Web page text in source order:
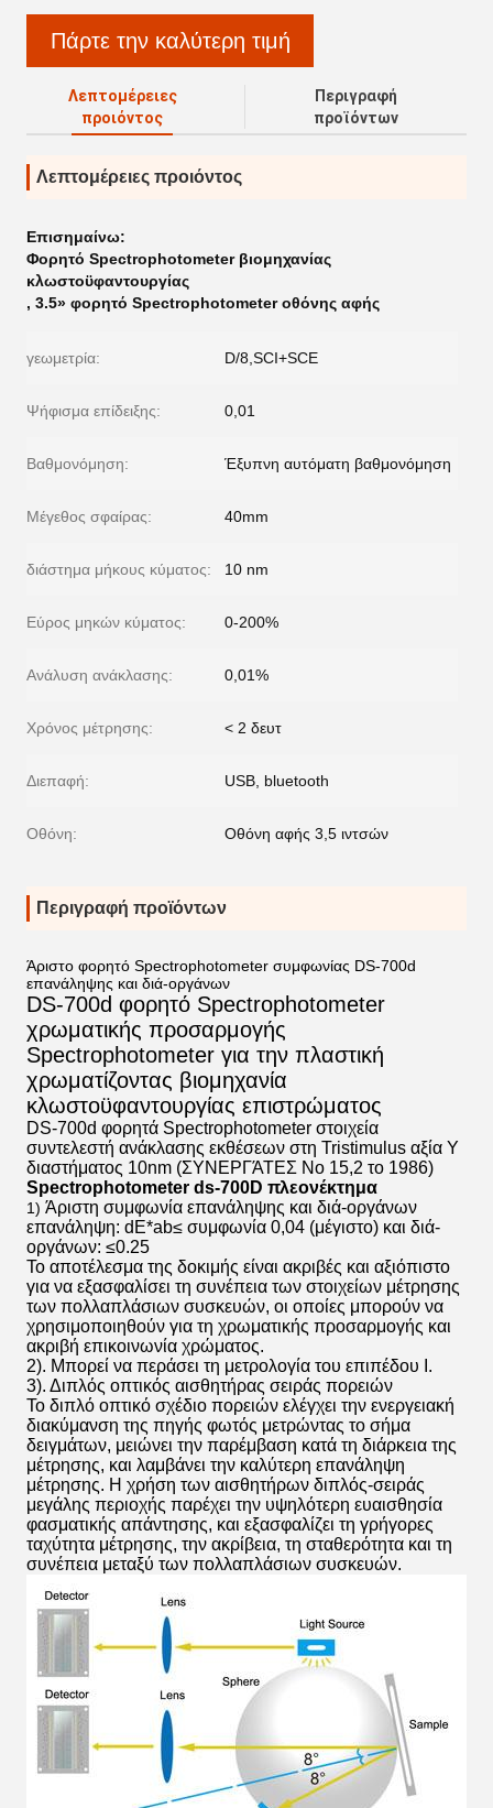
Πάρτε την καλύτερη τιμή
Λεπτομέρειες
προιόντος
Περιγραφή
προϊόντων
Λεπτομέρειες προιόντος
Επισημαίνω:
Φορητό Spectrophotometer βιομηχανίας
κλωστοϋφαντουργίας
, 3.5» φορητό Spectrophotometer οθόνης αφής
γεωμετρία: D/8,SCI+SCE
Ψήφισμα επίδειξης: 0,01
Βαθμονόμηση: Έξυπνη αυτόματη βαθμονόμηση
Μέγεθος σφαίρας: 40mm
διάστημα μήκους κύματος: 10 nm
Εύρος μηκών κύματος: 0-200%
Ανάλυση ανάκλασης: 0,01%
Χρόνος μέτρησης: < 2 δευτ
Διεπαφή: USB, bluetooth
Οθόνη: Οθόνη αφής 3,5 ιντσών
Περιγραφή προϊόντων
Άριστο φορητό Spectrophotometer συμφωνίας DS-700d
επανάληψης και διά-οργάνων
DS-700d φορητό Spectrophotometer
χρωματικής προσαρμογής
Spectrophotometer για την πλαστική
χρωματίζοντας βιομηχανία
κλωστοϋφαντουργίας επιστρώματος
DS-700d φορητά Spectrophotometer στοιχεία
συντελεστή ανάκλασης εκθέσεων στη Tristimulus αξία Υ
διαστήματος 10nm (ΣΥΝΕΡΓΆΤΕΣ Νο 15,2 το 1986)
Spectrophotometer ds-700D πλεονέκτημα
1) Άριστη συμφωνία επανάληψης και διά-οργάνων
επανάληψη: dE*ab≤ συμφωνία 0,04 (μέγιστο) και διά-
οργάνων: ≤0.25
Το αποτέλεσμα της δοκιμής είναι ακριβές και αξιόπιστο
για να εξασφαλίσει τη συνέπεια των στοιχείων μέτρησης
των πολλαπλάσιων συσκευών, οι οποίες μπορούν να
χρησιμοποιηθούν για τη χρωματικής προσαρμογής και
ακριβή επικοινωνία χρώματος.
2). Μπορεί να περάσει τη μετρολογία του επιπέδου Ι.
3). Διπλός οπτικός αισθητήρας σειράς πορειών
Το διπλό οπτικό σχέδιο πορειών ελέγχει την ενεργειακή
διακύμανση της πηγής φωτός μετρώντας το σήμα
δειγμάτων, μειώνει την παρέμβαση κατά τη διάρκεια της
μέτρησης, και λαμβάνει την καλύτερη επανάληψη
μέτρησης. Η χρήση των αισθητήρων διπλός-σειράς
μεγάλης περιοχής παρέχει την υψηλότερη ευαισθησία
φασματικής απάντησης, και εξασφαλίζει τη γρήγορες
ταχύτητα μέτρησης, την ακρίβεια, τη σταθερότητα και τη
συνέπεια μεταξύ των πολλαπλάσιων συσκευών.